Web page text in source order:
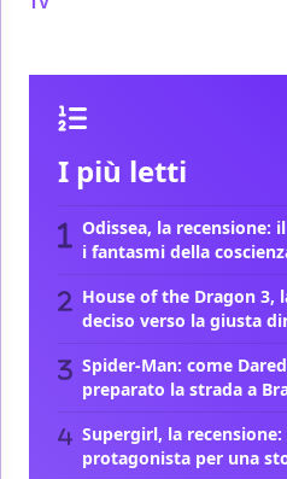
I più letti
Odissea, la
i fantasmi della
House of the Dragon 3,
deciso verso la giusta
Spider-Man: come
preparato la strada a
Supergirl, la recensione:
protagonista per una